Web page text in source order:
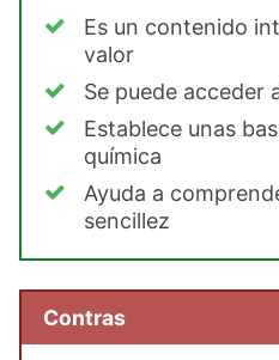
Es un contenido
valor
Se puede acceder
Establece unas
química
Ayuda a
sencillez
Contras